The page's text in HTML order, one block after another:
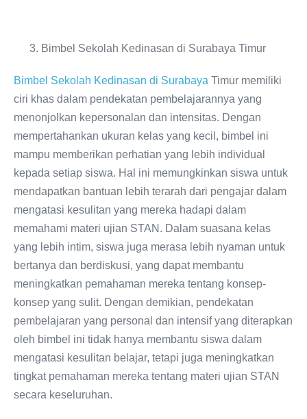
Bimbel Sekolah Kedinasan di Surabaya Timur
Bimbel Sekolah Kedinasan di Surabaya Timur memiliki
ciri khas dalam pendekatan pembelajarannya yang
menonjolkan kepersonalan dan intensitas. Dengan
mempertahankan ukuran kelas yang kecil, bimbel ini
mampu memberikan perhatian yang lebih individual
kepada setiap siswa. Hal ini memungkinkan siswa untuk
mendapatkan bantuan lebih terarah dari pengajar dalam
mengatasi kesulitan yang mereka hadapi dalam
memahami materi ujian STAN. Dalam suasana kelas
yang lebih intim, siswa juga merasa lebih nyaman untuk
bertanya dan berdiskusi, yang dapat membantu
meningkatkan pemahaman mereka tentang konsep-
konsep yang sulit. Dengan demikian, pendekatan
pembelajaran yang personal dan intensif yang diterapkan
oleh bimbel ini tidak hanya membantu siswa dalam
mengatasi kesulitan belajar, tetapi juga meningkatkan
tingkat pemahaman mereka tentang materi ujian STAN
secara keseluruhan.